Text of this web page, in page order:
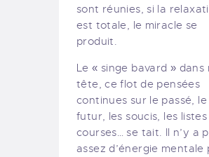
sont réunies, si la
est totale, le miracle se
produit.
Le « singe bavard » dans
tête, ce flot de pensées
continues sur le passé, le
futur, les soucis, les listes
courses… se tait. Il n’y a
assez d’énergie mentale